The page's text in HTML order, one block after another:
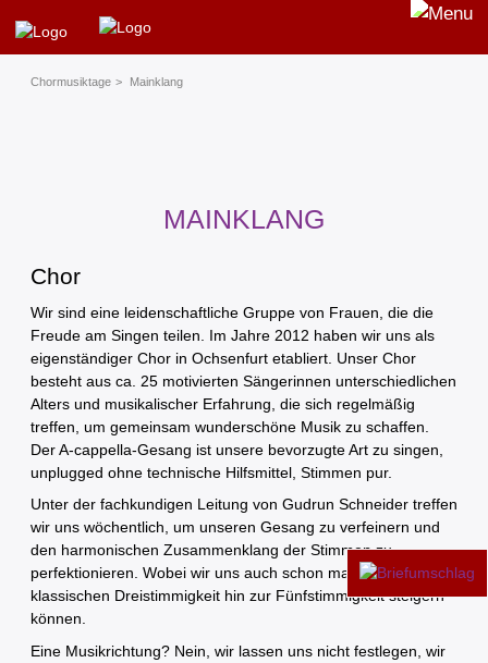
Chormusiktage Mainklang
MAINKLANG
Chor
Wir sind eine leidenschaftliche Gruppe von Frauen, die die
Freude am Singen teilen. Im Jahre 2012 haben wir uns als
eigenständiger Chor in Ochsenfurt etabliert. Unser Chor
besteht aus ca. 25 motivierten Sängerinnen unterschiedlichen
Alters und musikalischer Erfahrung, die sich regelmäßig
treffen, um gemeinsam wunderschöne Musik zu schaffen.
Der A-cappella-Gesang ist unsere bevorzugte Art zu singen,
unplugged ohne technische Hilfsmittel, Stimmen pur.
Unter der fachkundigen Leitung von Gudrun Schneider treffen
wir uns wöchentlich, um unseren Gesang zu verfeinern und
den harmonischen Zusammenklang der Stimmen zu
perfektionieren. Wobei wir uns auch schon mal von der
klassischen Dreistimmigkeit hin zur Fünfstimmigkeit steigern
können.
Eine Musikrichtung? Nein, wir lassen uns nicht festlegen, wir